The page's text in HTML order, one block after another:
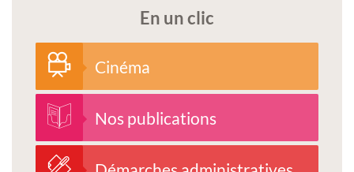
En un clic
Cinéma
Nos publications